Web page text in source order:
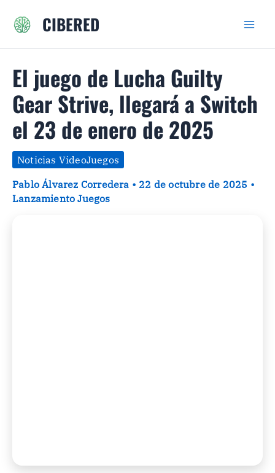
CIBERED
El juego de Lucha Guilty
Gear Strive, llegará a Switch
el 23 de enero de 2025
Noticias VideoJuegos
Pablo Álvarez Corredera • 22 de octubre de 2025 •
Lanzamiento Juegos